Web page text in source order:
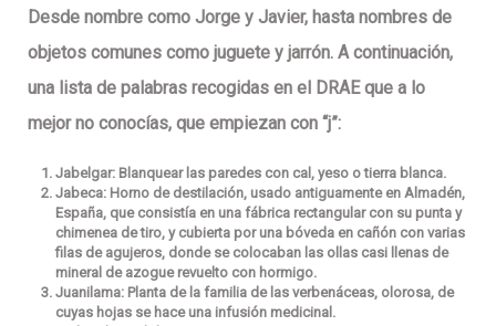
Desde nombre como Jorge y Javier, hasta nombres de
objetos comunes como juguete y jarrón. A continuación,
una lista de palabras recogidas en el DRAE que a lo
mejor no conocías, que empiezan con “j”:
Jabelgar: Blanquear las paredes con cal, yeso o tierra blanca.
Jabeca: Horno de destilación, usado antiguamente en Almadén,
España, que consistía en una fábrica rectangular con su punta y
chimenea de tiro, y cubierta por una bóveda en cañón con varias
filas de agujeros, donde se colocaban las ollas casi llenas de
mineral de azogue revuelto con hormigo.
Juanilama: Planta de la familia de las verbenáceas, olorosa, de
cuyas hojas se hace una infusión medicinal.